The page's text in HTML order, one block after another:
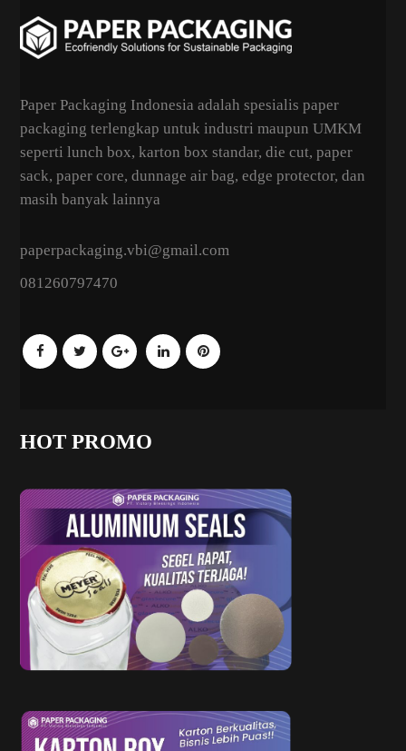
Paper Packaging Indonesia adalah spesialis paper
packaging terlengkap untuk industri maupun UMKM
seperti lunch box, karton box standar, die cut, paper
sack, paper core, dunnage air bag, edge protector, dan
masih banyak lainnya
paperpackaging.vbi@gmail.com
081260797470
HOT PROMO